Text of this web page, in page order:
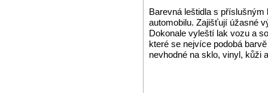
Barevná leštidla s
automobilu. Zajišťují úžasné
Dokonale vyleští lak vozu a
které se nejvíce podobá
nevhodné na sklo, vinyl, kůži